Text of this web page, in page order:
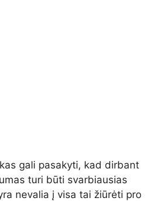
gali pasakyti, kad dirbant
turi būti svarbiausias
nevalia į visa tai žiūrėti pro